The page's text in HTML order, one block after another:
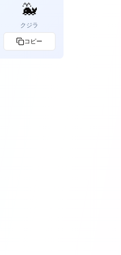
🐳
クジラ
コピー